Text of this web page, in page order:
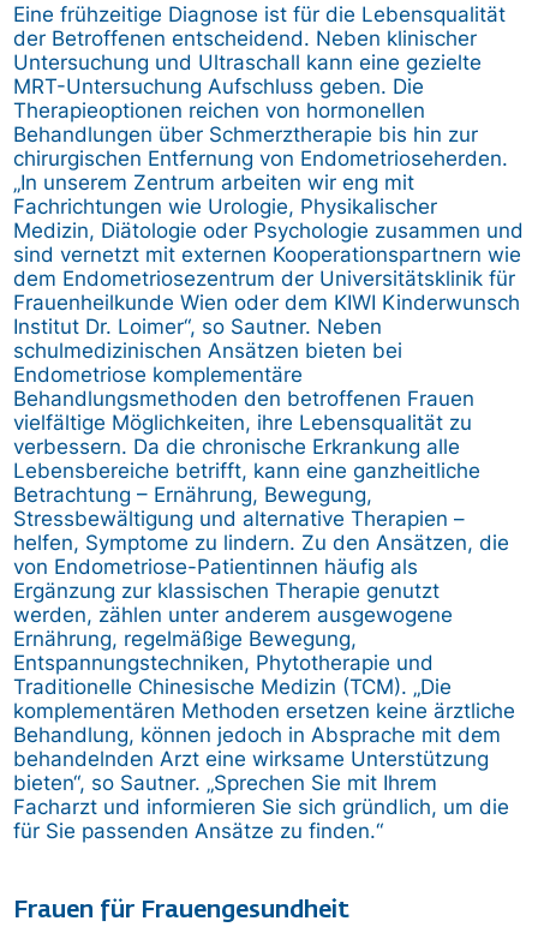
Eine frühzeitige Diagnose ist für die Lebensqualität
der Betroffenen entscheidend. Neben klinischer
Untersuchung und Ultraschall kann eine gezielte
MRT-Untersuchung Aufschluss geben. Die
Therapieoptionen reichen von hormonellen
Behandlungen über Schmerztherapie bis hin zur
chirurgischen Entfernung von Endometrioseherden.
„In unserem Zentrum arbeiten wir eng mit
Fachrichtungen wie Urologie, Physikalischer
Medizin, Diätologie oder Psychologie zusammen und
sind vernetzt mit externen Kooperationspartnern wie
dem Endometriosezentrum der Universitätsklinik für
Frauenheilkunde Wien oder dem KIWI Kinderwunsch
Institut Dr. Loimer“, so Sautner. Neben
schulmedizinischen Ansätzen bieten bei
Endometriose komplementäre
Behandlungsmethoden den betroffenen Frauen
vielfältige Möglichkeiten, ihre Lebensqualität zu
verbessern. Da die chronische Erkrankung alle
Lebensbereiche betrifft, kann eine ganzheitliche
Betrachtung – Ernährung, Bewegung,
Stressbewältigung und alternative Therapien –
helfen, Symptome zu lindern. Zu den Ansätzen, die
von Endometriose-Patientinnen häufig als
Ergänzung zur klassischen Therapie genutzt
werden, zählen unter anderem ausgewogene
Ernährung, regelmäßige Bewegung,
Entspannungstechniken, Phytotherapie und
Traditionelle Chinesische Medizin (TCM). „Die
komplementären Methoden ersetzen keine ärztliche
Behandlung, können jedoch in Absprache mit dem
behandelnden Arzt eine wirksame Unterstützung
bieten“, so Sautner. „Sprechen Sie mit Ihrem
Facharzt und informieren Sie sich gründlich, um die
für Sie passenden Ansätze zu finden.“
Frauen für Frauengesundheit